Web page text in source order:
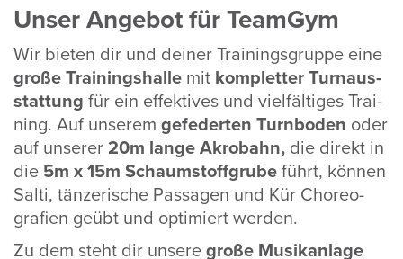
Unser Angebot für TeamGym
Wir bieten dir und deiner Trai­nings­gruppe eine
große Trai­nings­halle mit kompletter Turn­aus­
stat­tung für ein effek­tives und viel­fäl­tiges Trai­
ning. Auf unserem gefe­derten Turn­boden oder
auf unserer 20m lange Akro­bahn, die direkt in
die 5m x 15m Schaum­stoff­grubeführt, können
Salti, tänze­ri­sche Passagen und Kür Choreo­
gra­fien geübt und opti­miert werden.
Zu dem steht dir unseregroße Musik­an­lage